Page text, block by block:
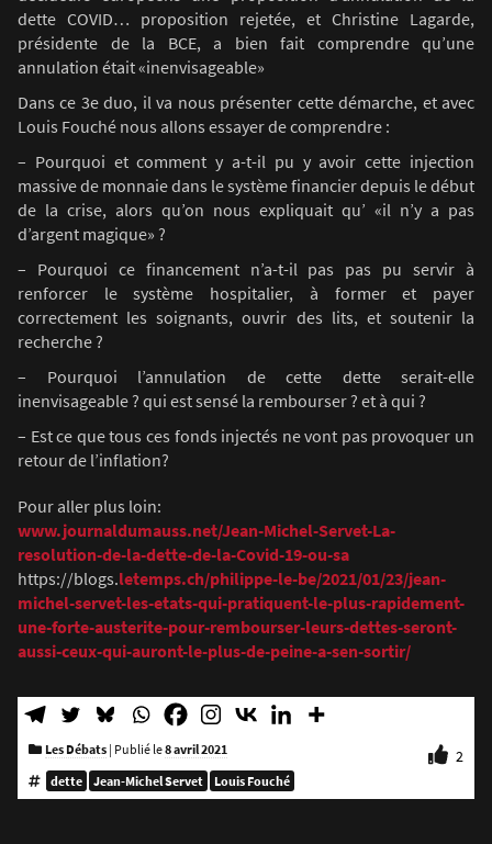
dette COVID… proposition rejetée, et Christine Lagarde,
présidente de la BCE, a bien fait comprendre qu’une
annulation était «inenvisageable»
Dans ce 3e duo, il va nous présenter cette démarche, et avec
Louis Fouché nous allons essayer de comprendre :
– Pourquoi et comment y a-t-il pu y avoir cette injection
massive de monnaie dans le système financier depuis le début
de la crise, alors qu’on nous expliquait qu’ «il n’y a pas
d’argent magique» ?
– Pourquoi ce financement n’a-t-il pas pas pu servir à
renforcer le système hospitalier, à former et payer
correctement les soignants, ouvrir des lits, et soutenir la
recherche ?
– Pourquoi l’annulation de cette dette serait-elle
inenvisageable ? qui est sensé la rembourser ? et à qui ?
– Est ce que tous ces fonds injectés ne vont pas provoquer un
retour de l’inflation?
Pour aller plus loin:
www.journaldumauss.net/Jean-Michel-Servet-La-
resolution-de-la-dette-de-la-Covid-19-ou-sa
​https://blogs.letemps.ch/philippe-le-be/2021/01/23/jean-
michel-servet-les-etats-qui-pratiquent-le-plus-rapidement-
une-forte-austerite-pour-rembourser-leurs-dettes-seront-
aussi-ceux-qui-auront-le-plus-de-peine-a-sen-sortir/
Les Débats | Publié le8 avril 2021 2
dette Jean-Michel Servet Louis Fouché